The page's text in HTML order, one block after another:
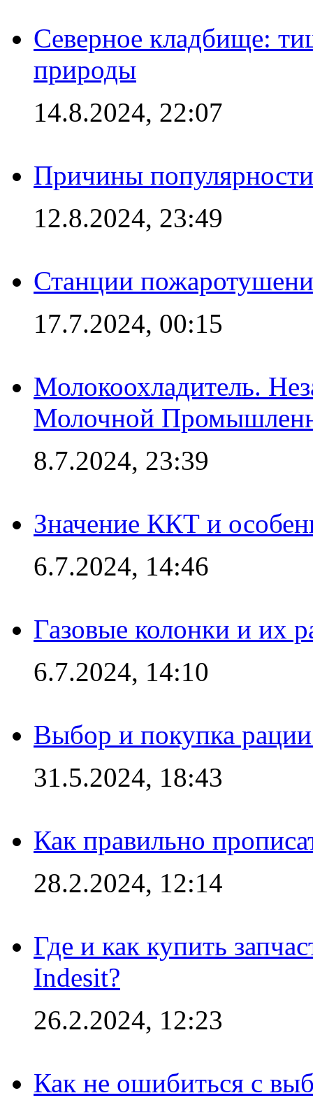
Северное кладбище:
природы
14.8.2024, 22:07
Причины
12.8.2024, 23:49
Станции
17.7.2024, 00:15
Молокоохладитель.
Молочной
8.7.2024, 23:39
Значение ККТ и
6.7.2024, 14:46
Газовые колонки и их
6.7.2024, 14:10
Выбор и покупка
31.5.2024, 18:43
Как правильно
28.2.2024, 12:14
Где и как купить
Indesit?
26.2.2024, 12:23
Как не ошибиться с